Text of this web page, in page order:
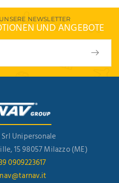
NEWSLETTER
UND ANGEBOTE
Unipersonale
15 98057 Milazzo (ME)
0909223617